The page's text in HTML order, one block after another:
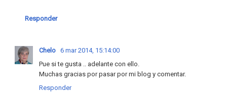
Responder
Chelo 6 mar 2014, 15:14:00
Pue si te gusta .. adelante con ello.
Muchas gracias por pasar por mi blog y comentar.
Responder